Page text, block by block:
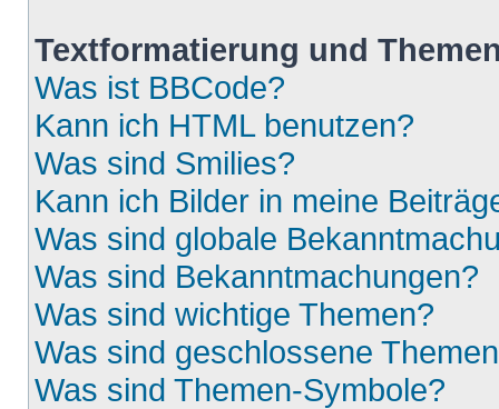
Textformatierung und
Was ist BBCode?
Kann ich HTML benutzen?
Was sind Smilies?
Kann ich Bilder in meine
Was sind globale
Was sind Bekanntmachungen?
Was sind wichtige Themen?
Was sind geschlossene
Was sind Themen-Symbole?